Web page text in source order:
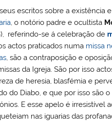
bl
r
escritos sobre a existência
, o notório padre e ocultista
), referindo-se á celebração de
actos praticados numa missa
, são a contraposição e
da Igreja. São por isso
de heresia, blasfémia e
do Diabo, e que por isso são
E esse apelo é irresistível
nas iguarias das